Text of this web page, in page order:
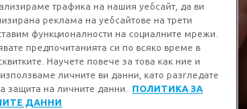
трафика на нашия уебсайт, да ви
реклама на уебсайтове на трети
функционалности на социалните мрежи.
предпочитанията си по всяко време в
Научете повече за това как ние и
личните ви данни, като разгледате
защита на личните данни. ПОЛИТИКА ЗА
ДАННИ